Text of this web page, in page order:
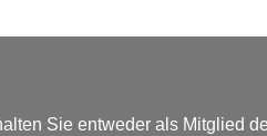
Sie entweder als Mitglied